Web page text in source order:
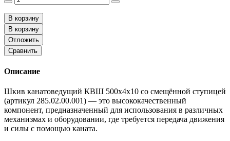
В корзину
В корзину
Отложить
Сравнить
Описание
Шкив канатоведущий КВШ 500х4х10 со смещённой ступицей
(артикул 285.02.00.001) — это высококачественный
компонент, предназначенный для использования в различных
механизмах и оборудовании, где требуется передача движения
и силы с помощью каната.